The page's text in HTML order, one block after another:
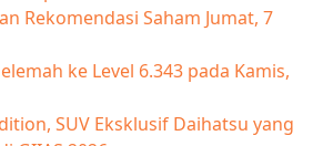
Rekomendasi Saham Jumat, 7
ke Level 6.343 pada Kamis,
SUV Eksklusif Daihatsu yang